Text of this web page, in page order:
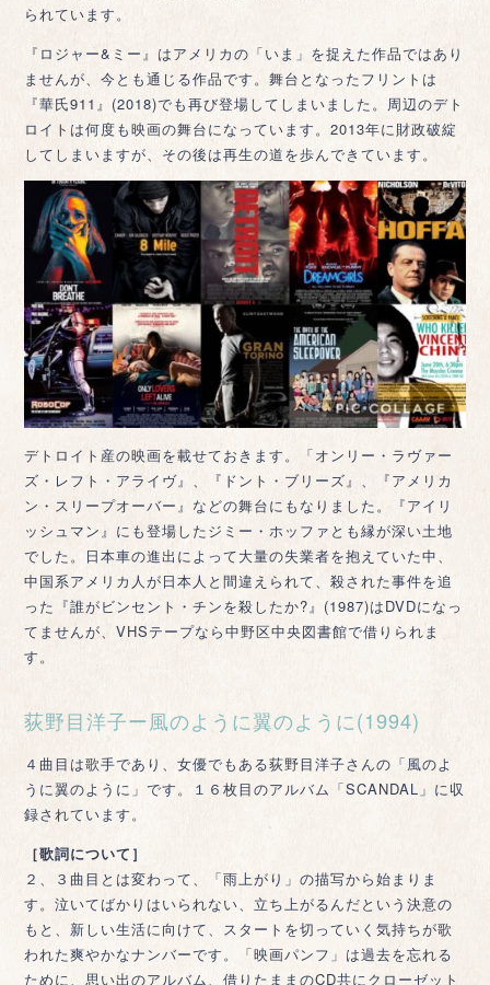
られています。
『ロジャー&ミー』はアメリカの「いま」を捉えた作品ではあり
ませんが、今とも通じる作品です。舞台となったフリントは
『華氏911』(2018)でも再び登場してしまいました。周辺のデト
ロイトは何度も映画の舞台になっています。2013年に財政破綻
してしまいますが、その後は再生の道を歩んできています。
デトロイト産の映画を載せておきます。「オンリー・ラヴァー
ズ・レフト・アライヴ』、『ドント・ブリーズ』、『アメリカ
ン・スリープオーバー』などの舞台にもなりました。『アイリ
ッシュマン』にも登場したジミー・ホッファとも縁が深い土地
でした。日本車の進出によって大量の失業者を抱えていた中、
中国系アメリカ人が日本人と間違えられて、殺された事件を追
った『誰がビンセント・チンを殺したか?』(1987)はDVDになっ
てませんが、VHSテープなら中野区中央図書館で借りられま
す。
荻野目洋子ー風のように翼のように(1994)
４曲目は歌手であり、女優でもある荻野目洋子さんの「風のよ
うに翼のように」です。１６枚目のアルバム「SCANDAL」に収
録されています。
［歌詞について］
２、３曲目とは変わって、「雨上がり」の描写から始まりま
す。泣いてばかりはいられない、立ち上がるんだという決意の
もと、新しい生活に向けて、スタートを切っていく気持ちが歌
われた爽やかなナンバーです。「映画パンフ」は過去を忘れる
ために、思い出のアルバム、借りたままのCD共にクローゼット